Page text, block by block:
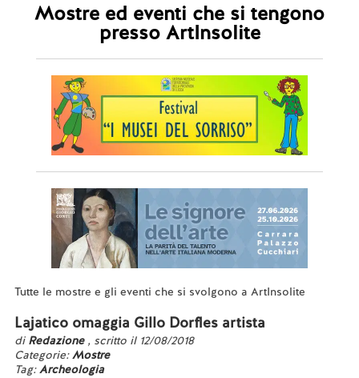
Mostre ed eventi che si tengono
presso ArtInsolite
Tutte le mostre e gli eventi che si svolgono a ArtInsolite
Lajatico omaggia Gillo Dorfles artista
di Redazione , scritto il 12/08/2018
Categorie:Mostre
Tag:Archeologia